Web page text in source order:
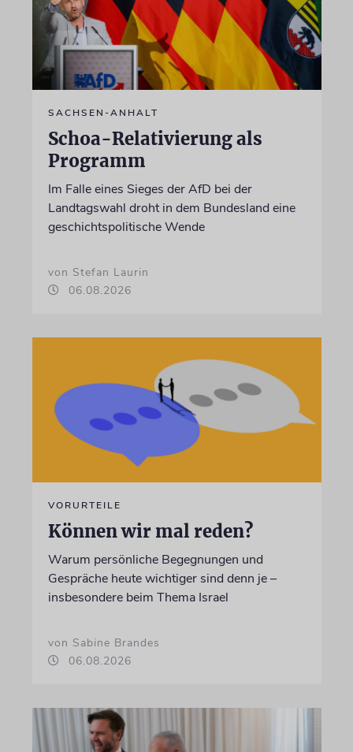
SACHSEN-ANHALT
Schoa-Relativierung als
Programm
Im Falle eines Sieges der AfD bei der
Landtagswahl droht in dem Bundesland eine
geschichtspolitische Wende
von Stefan Laurin
06.08.2026
VORURTEILE
Können wir mal reden?
Warum persönliche Begegnungen und
Gespräche heute wichtiger sind denn je –
insbesondere beim Thema Israel
von Sabine Brandes
06.08.2026